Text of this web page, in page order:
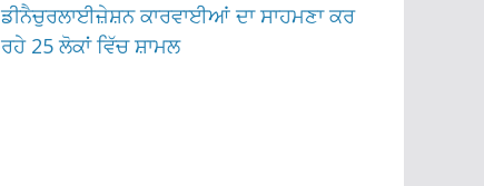
ਡੀਨੈਚੁਰਲਾਈਜ਼ੇਸ਼ਨ ਕਾਰਵਾਈਆਂ ਦਾ ਸਾਹਮਣਾ ਕਰ
ਰਹੇ 25 ਲੋਕਾਂ ਵਿੱਚ ਸ਼ਾਮਲ